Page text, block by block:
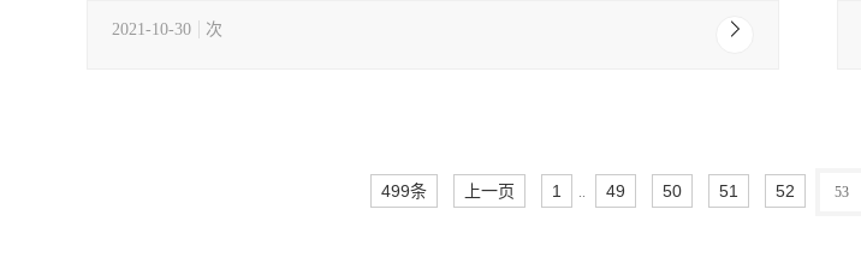
2021-10-30 次
499条 上一页 1 .. 49 50 51 52 53